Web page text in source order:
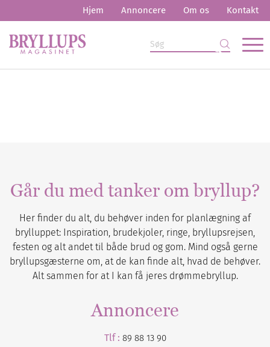
Hjem Annoncere Om os Kontakt
Går du med tanker om bryllup?
Her finder du alt, du behøver inden for planlægning af
brylluppet: Inspiration, brudekjoler, ringe, bryllupsrejsen,
festen og alt andet til både brud og gom. Mind også gerne
bryllupsgæsterne om, at de kan finde alt, hvad de behøver.
Alt sammen for at I kan få jeres drømmebryllup.
Annoncere
Tlf : 89 88 13 90